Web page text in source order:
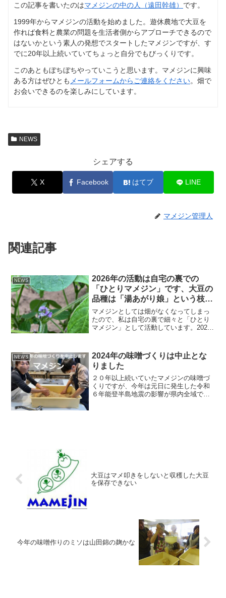
この記事を書いたのはマメジンの中の人（遠田幹雄） です。
1999年からマメジンの活動を始めました。遊休農地で大豆を
作れば食料と農業の問題を生活者側からアプローチできるので
はないかという素人の発想でスタートしたマメジンですが、す
でに20年以上続いていてちょっと自分でもびっくりです。
このあともぼちぼちやっていこうと思います。マメジンに興味
ある方はぜひとも メールフォームからご連絡をください。畑で
お会いできるのを楽しみにしています。
NEWS
シェアする
X Facebook はてブ LINE
マメジン管理人
関連記事
NEWS
2026年の活動は自宅の裏での
「ひとりマメジン」です、大豆の
品種は「湯あがり娘」という枝豆
品種です
マメジンとしては畑がなくなってしまっ
たので、私は自宅の裏で細々と「ひとり
マメジン」として活動しています。2026
いですが育っています。６月２５日、定
植して畑に根付いた大...
NEWS
2024年の味噌づくりは中止とな
りました
２０年以上続いていたマメジンの味噌づ
くりですが、今年は元日に発生した令和
６年能登半島地震の影響が県内全域で大
大豆はマメ叩きをしないと収穫した大豆
を保存できない
今年の味噌作りのミソは山田錦の麹かな